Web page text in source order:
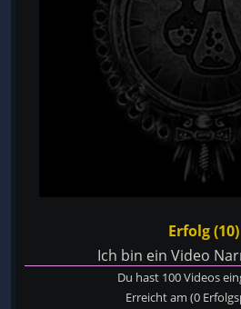
Erfolg (10)
Ich bin ein Video
Du hast 100 Videos
Erreicht am (0